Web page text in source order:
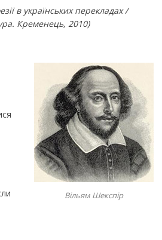
в українських перекладах /
Кременець, 2010)
Вільям Шекспір